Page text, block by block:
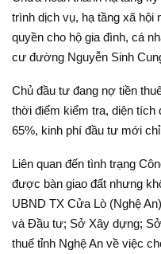
trình dịch vụ, hạ tầng xã
quyền cho hộ gia đình, cá
cư đường Nguyễn Sinh
Chủ đầu tư đang nợ tiền
thời điểm kiểm tra, diện
65%, kinh phí đầu tư mới
Liên quan đến tình trạng
được bàn giao đất nhưng
UBND TX Cửa Lò (Nghệ
và Đầu tư; Sở Xây dựng;
thuế tỉnh Nghệ An về việc